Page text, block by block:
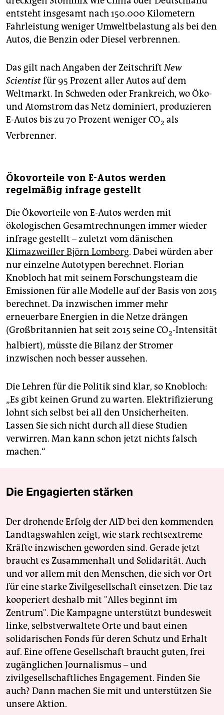
entsteht insgesamt nach 150.000 Kilometern
Fahrleistung weniger Umweltbelastung als bei den
Autos, die Benzin oder Diesel verbrennen.
Das gilt nach Angaben der ZeitschriftNew
Scientistfür 95 Prozent aller Autos auf dem
Weltmarkt. In Schweden oder Frankreich, wo Öko-
und Atomstrom das Netz dominiert, produzieren
E-Autos bis zu 70 Prozent weniger CO2 als
Verbrenner.
Ökovorteile von E-Autos werden
regelmäßig infrage gestellt
Die Ökovorteile von E-Autos werden mit
ökologischen Gesamtrechnungen immer wieder
infrage gestellt – zuletzt vom dänischen
Klimazweifler Björn Lomborg. Dabei würden aber
nur einzelne Autotypen berechnet. Florian
Knobloch hat mit seinem Forschungsteam die
Emissionen für alle Modelle auf der Basis von 2015
berechnet. Da inzwischen immer mehr
erneuerbare Energien in die Netze drängen
(Großbritannien hat seit 2015 seine CO2-Intensität
halbiert), müsste die Bilanz der Stromer
inzwischen noch besser aussehen.
Die Lehren für die Politik sind klar, so Knobloch:
„Es gibt keinen Grund zu warten. Elektrifizierung
lohnt sich selbst bei all den Unsicherheiten.
Lassen Sie sich nicht durch all diese Studien
verwirren. Man kann schon jetzt nichts falsch
machen.“
Die Engagierten stärken
Der drohende Erfolg der AfD bei den kommenden
Landtagswahlen zeigt, wie stark rechtsextreme
Kräfte inzwischen geworden sind. Gerade jetzt
braucht es Zusammenhalt und Solidarität. Auch
und vor allem mit den Menschen, die sich vor Ort
für eine starke Zivilgesellschaft einsetzen. Die taz
kooperiert deshalb mit "Alles beginnt im
Zentrum". Die Kampagne unterstützt bundesweit
linke, selbstverwaltete Orte und baut einen
solidarischen Fonds für deren Schutz und Erhalt
auf. Eine offene Gesellschaft braucht guten, frei
zugänglichen Journalismus – und
zivilgesellschaftliches Engagement. Finden Sie
auch? Dann machen Sie mit und unterstützen Sie
unsere Aktion.